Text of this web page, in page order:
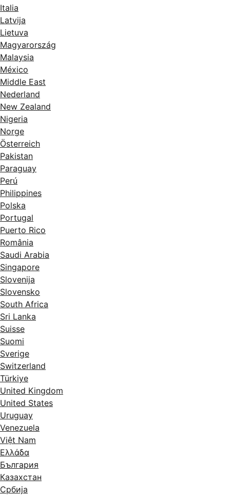
Italia
Latvija
Lietuva
Magyarország
Malaysia
México
Middle East
Nederland
New Zealand
Nigeria
Norge
Österreich
Pakistan
Paraguay
Perú
Philippines
Polska
Portugal
Puerto Rico
România
Saudi Arabia
Singapore
Slovenija
Slovensko
South Africa
Sri Lanka
Suisse
Suomi
Sverige
Switzerland
Türkiye
United Kingdom
United States
Uruguay
Venezuela
Việt Nam
Ελλάδα
България
Казахстан
Србија